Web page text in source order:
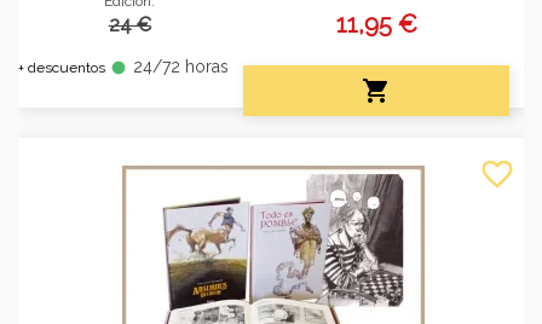
24 €
+ descuentos fiber_manual_record 24/72 horas
11,95 €

favorite_border